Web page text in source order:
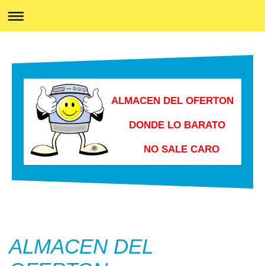
ALMACEN DEL OFERTON
DONDE LO BARATO
NO SALE CARO
ALMACEN DEL